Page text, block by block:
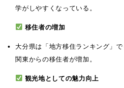
学がしやすくなっている。
移住者の増加
大分県は「地方移住ランキング」
関東からの移住者が増加。
観光地としての魅力向上